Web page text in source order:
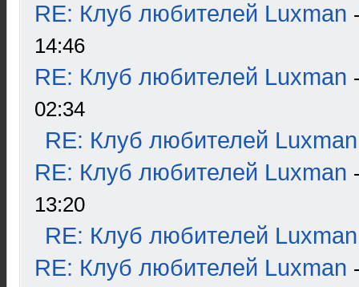
RE: Клуб любителей Luxman
14:46
RE: Клуб любителей Luxman
02:34
RE: Клуб любителей Luxman
RE: Клуб любителей Luxman
13:20
RE: Клуб любителей Luxman
RE: Клуб любителей Luxman